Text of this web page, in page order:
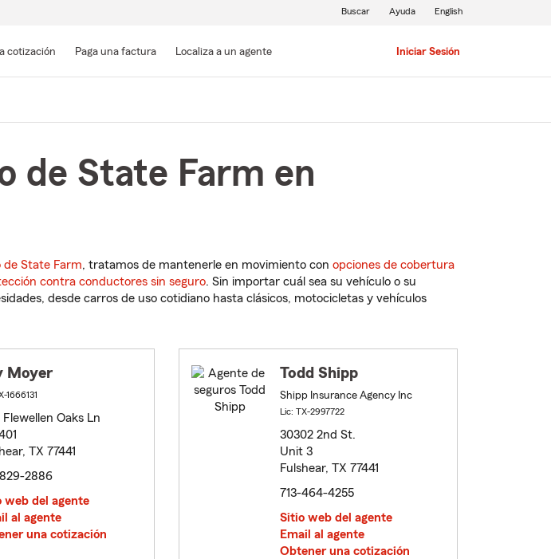
contenido
cotización Paga una factura Localiza a un agente Iniciar Sesión
Buscar Ayuda English
de State Farm en
de State Farm, tratamos de mantenerle en movimiento con opciones de cobertura
contra conductores sin seguro. Sin importar cuál sea su vehículo o su
desde carros de uso cotidiano hasta clásicos, motocicletas y vehículos
Moyer
1666131
Flewellen Oaks Ln
TX 77441
2886
web del agente
al agente
una cotización
Todd Shipp
Shipp Insurance Agency Inc
Lic: TX-2997722
30302 2nd St.
Unit 3
Fulshear, TX 77441
713-464-4255
Sitio web del agente
Email al agente
Obtener una cotización